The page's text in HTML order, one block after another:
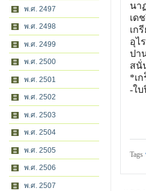
พ.ศ. 2497
พ.ศ. 2498
พ.ศ. 2499
พ.ศ. 2500
พ.ศ. 2501
พ.ศ. 2502
พ.ศ. 2503
พ.ศ. 2504
พ.ศ. 2505
พ.ศ. 2506
พ.ศ. 2507
นา
เด
เก
อุไ
ปา
สนั่
*เ
-ใ
Tags